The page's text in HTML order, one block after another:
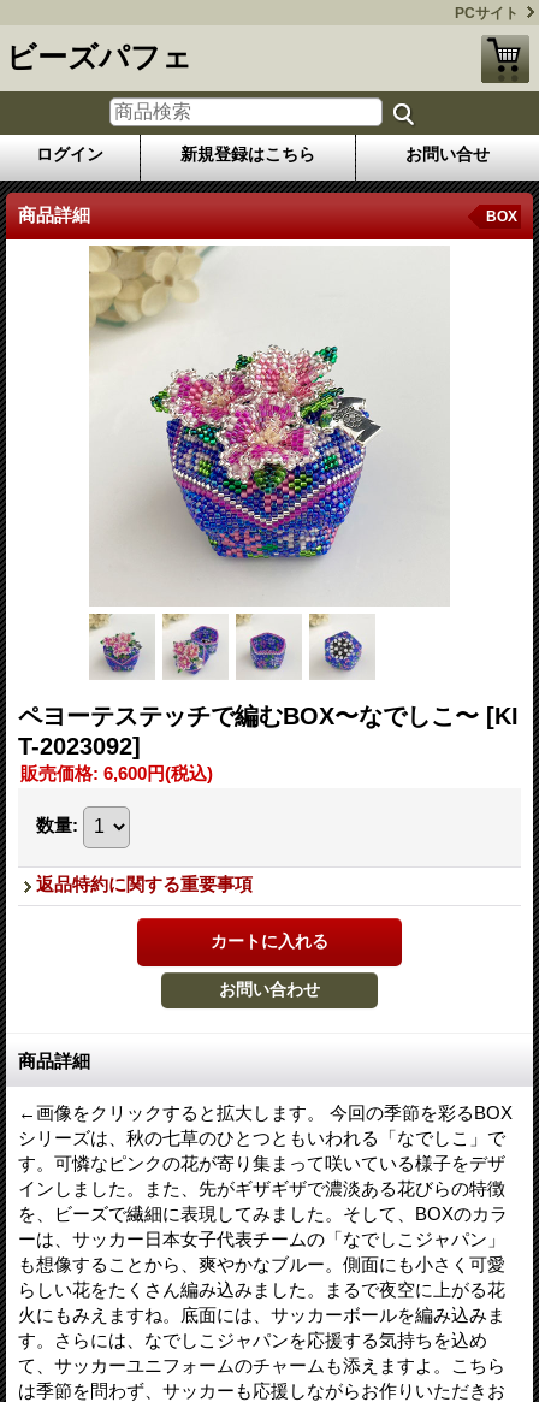
PCサイト
ビーズパフェ
ログイン 新規登録はこちら お問い合せ
商品詳細 BOX
ペヨーテステッチで編むBOX〜なでしこ〜 [KI
T-2023092]
販売価格: 6,600円(税込)
数量:
返品特約に関する重要事項
商品詳細
←画像をクリックすると拡大します。 今回の季節を彩るBOX
シリーズは、秋の七草のひとつともいわれる「なでしこ」で
す。可憐なピンクの花が寄り集まって咲いている様子をデザ
インしました。また、先がギザギザで濃淡ある花びらの特徴
を、ビーズで繊細に表現してみました。そして、BOXのカラ
ーは、サッカー日本女子代表チームの「なでしこジャパン」
も想像することから、爽やかなブルー。側面にも小さく可愛
らしい花をたくさん編み込みました。まるで夜空に上がる花
火にもみえますね。底面には、サッカーボールを編み込みま
す。さらには、なでしこジャパンを応援する気持ちを込め
て、サッカーユニフォームのチャームも添えますよ。こちら
は季節を問わず、サッカーも応援しながらお作りいただきお